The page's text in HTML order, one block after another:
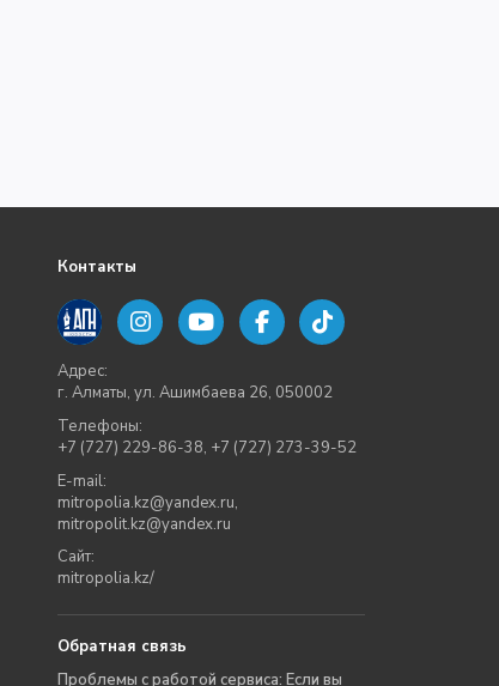
Контакты
Адрес:
г. Алматы, ул. Ашимбаева 26, 050002
Телефоны:
+7 (727) 229-86-38, +7 (727) 273-39-52
E-mail:
mitropolia.kz@yandex.ru,
mitropolit.kz@yandex.ru
Сайт:
mitropolia.kz/
Обратная связь
Проблемы с работой сервиса: Если вы